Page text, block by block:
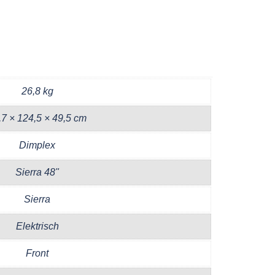
26,8 kg
× 124,5 × 49,5 cm
Dimplex
Sierra 48"
Sierra
Elektrisch
Front